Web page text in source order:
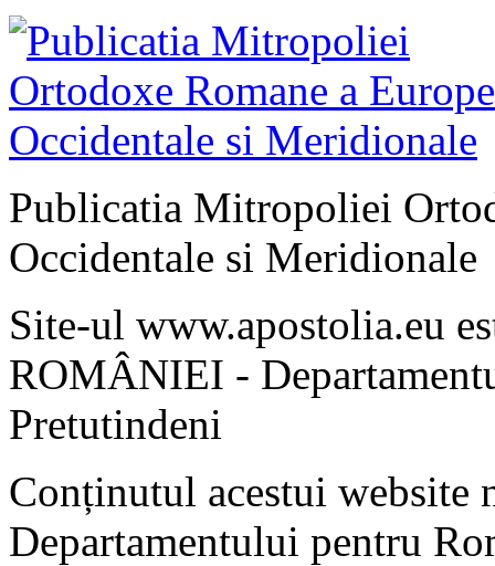
Publicatia Mitropoliei
Occidentale si Meridionale
Site-ul www.apostolia.eu
ROMÂNIEI -
Pretutindeni
Conținutul acestui website
Departamentului pentru